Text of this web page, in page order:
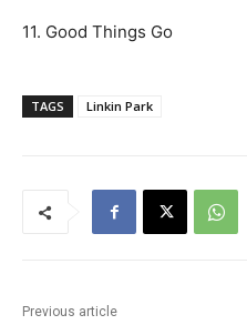
11. Good Things Go
TAGS Linkin Park
Previous article